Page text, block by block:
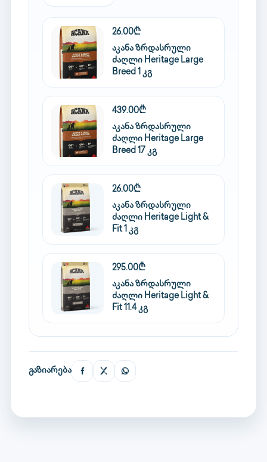
26.00₾
აკანა ზრდასრული
ძაღლი Heritage Large
Breed 1 კგ
439.00₾
აკანა ზრდასრული
ძაღლი Heritage Large
Breed 17 კგ
26.00₾
აკანა ზრდასრული
ძაღლი Heritage Light &
Fit 1 კგ
295.00₾
აკანა ზრდასრული
ძაღლი Heritage Light &
Fit 11.4 კგ
გაზიარება